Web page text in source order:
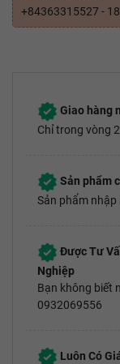
+84363315527 -
Giao hàng
Chỉ trong vòng
Sản phẩm
Sản phẩm nhập
Được Tư
Nghiệp
Bạn không biết
0932069556
Luôn Có